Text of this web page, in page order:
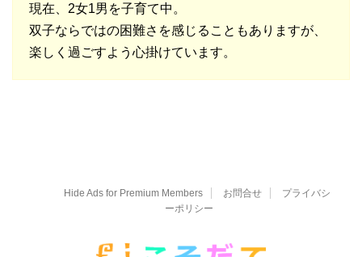
現在、2女1男を子育て中。
双子ならではの困難さを感じることもありますが、
楽しく過ごすよう心掛けています。
Hide Ads for Premium Members お問合せ
プライバシ
ーポリシー